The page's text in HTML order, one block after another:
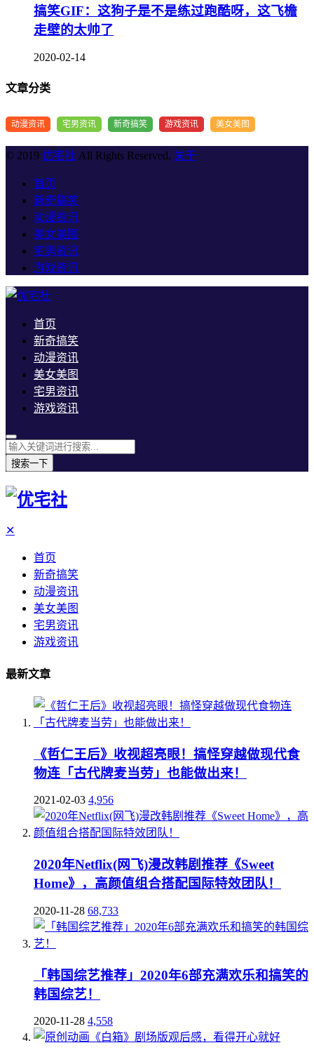
搞笑GIF：这狗子是不是练过跑酷呀，这飞檐
走壁的太帅了
2020-02-14
文章分类
动漫资讯 宅男资讯 新奇搞笑 游戏资讯 美女美图
© 2019 优宅社 All Rights Reserved. 关于
首页
新奇搞笑
动漫资讯
美女美图
宅男资讯
游戏资讯
首页
新奇搞笑
动漫资讯
美女美图
宅男资讯
游戏资讯
搜索一下
✕
首页
新奇搞笑
动漫资讯
美女美图
宅男资讯
游戏资讯
最新文章
《哲仁王后》收视超亮眼！搞怪穿越做现代食
物连「古代牌麦当劳」也能做出来！
2021-02-03 4,956
2020年Netflix(网飞)漫改韩剧推荐《Sweet
Home》，高颜值组合搭配国际特效团队！
2020-11-28 68,733
「韩国综艺推荐」2020年6部充满欢乐和搞笑的
韩国综艺！
2020-11-28 4,558